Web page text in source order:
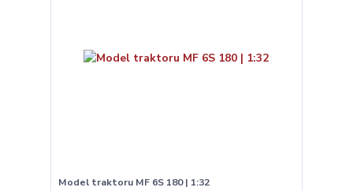
Model traktoru MF 6S 180 | 1:32